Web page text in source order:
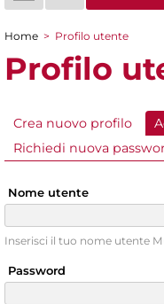
Tu sei qui
Home > Profilo utente
Profilo
Schede
Crea nuovo profilo
Richiedi nuova
Nome utente
Inserisci il tuo nome utente
Password